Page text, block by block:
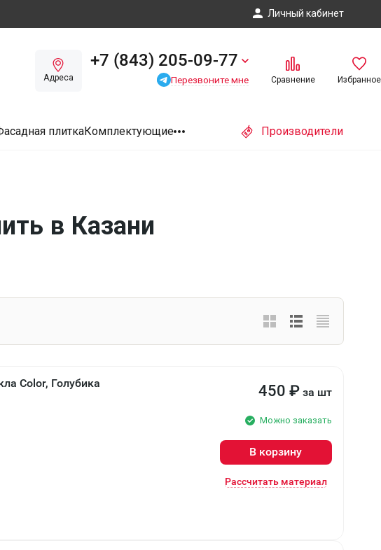
Личный кабинет
Адреса
+7 (843) 205-09-77
Перезвоните мне Сравнение Избранное
плиткаКомплектующие Производители
в Казани
Color, Голубика 450 ₽ за шт
Можно заказать
В корзину
Рассчитать материал